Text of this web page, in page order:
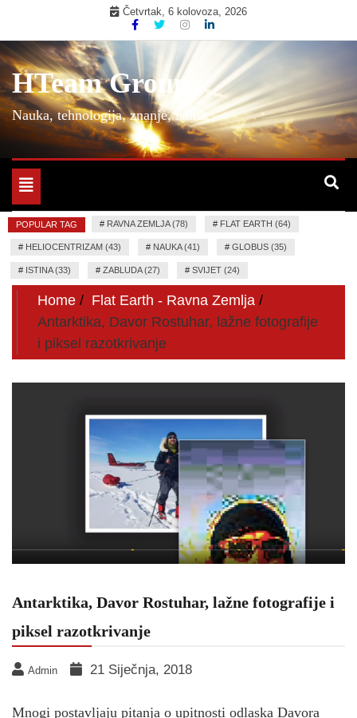
content
Četvrtak, 6 kolovoza, 2026
HTeam Group
Nauka, tehnologija, znanje, istina
Toggle
navigation
POPULAR TAG # RAVNA ZEMLJA (78) # FLAT EARTH (64)
# HELIOCENTRIZAM (43) # NAUKA (41) # GLOBUS (35)
# ISTINA (33) # ZABLUDA (27) # SVIJET (24)
Home
Flat Earth - Ravna Zemlja
Antarktika, Davor Rostuhar, lažne fotografije
i piksel razotkrivanje
Antarktika, Davor Rostuhar, lažne fotografije i
piksel razotkrivanje
Admin 21 Siječnja, 2018
Mnogi postavljaju pitanja o upitnosti odlaska Davora